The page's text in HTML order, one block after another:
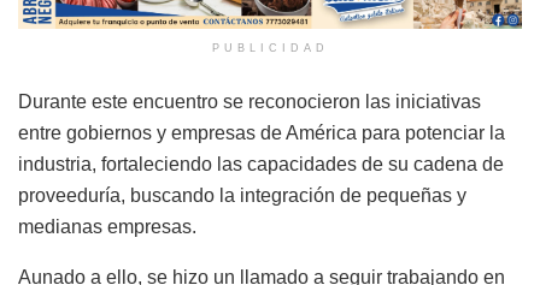
PUBLICIDAD
Durante este encuentro se reconocieron las iniciativas
entre gobiernos y empresas de América para potenciar la
industria, fortaleciendo las capacidades de su cadena de
proveeduría, buscando la integración de pequeñas y
medianas empresas.
Aunado a ello, se hizo un llamado a seguir trabajando en